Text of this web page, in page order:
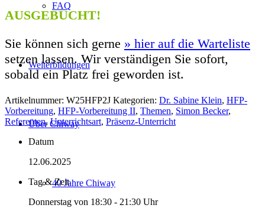
FAQ
Weiterbildungen
Über Chiway
40 Jahre Chiway
AUSGEBUCHT!
Sie können sich gerne » hier auf die Warteliste
setzen lassen. Wir verständigen Sie sofort,
sobald ein Platz frei geworden ist.
Artikelnummer: W25HFP2J Kategorien: Dr. Sabine Klein, HFP-
Vorbereitung, HFP-Vorbereitung II, Themen, Simon Becker,
Referenten,Unterrichtsart, Präsenz-Unterricht
Datum
12.06.2025
Tag & Zeit
Donnerstag von 18:30 - 21:30 Uhr